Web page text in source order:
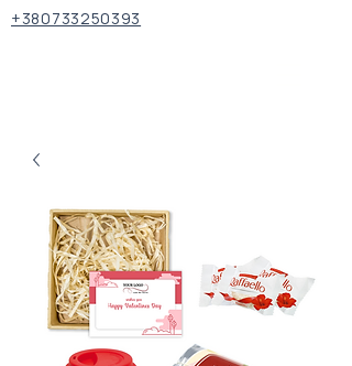
+380733250393